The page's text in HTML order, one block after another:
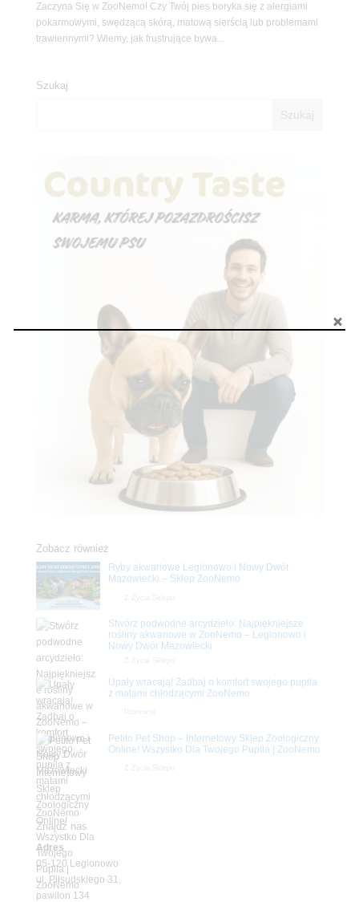
Zaczyna Się w ZooNemo! Czy Twój pies boryka się z alergiami
pokarmowymi, swędzącą skórą, matową sierścią lub problemami
trawiennymi? Wiemy, jak frustrujące bywa...
Szukaj
Zobacz również
Ryby akwariowe Legionowo i Nowy Dwór
Mazowiecki – Sklep ZooNemo
Stwórz podwodne arcydzieło: Najpiękniejsze
rośliny akwariowe w ZooNemo – Legionowo i
Nowy Dwór Mazowiecki
Upały wracają! Zadbaj o komfort swojego pupila
z matami chłodzącymi ZooNemo
Petito Pet Shop – Internetowy Sklep Zoologiczny
Online! Wszystko Dla Twojego Pupila | ZooNemo
Znajdź nas
Adres
05-120 Legionowo
ul. Piłsudskiego 31,
pawilon 134